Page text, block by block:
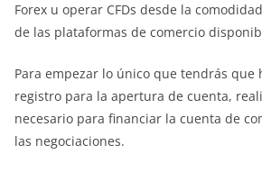
Forex u operar CFDs desde la
de las plataformas de comercio
Para empezar lo único que tendrás que
registro para la apertura de cuenta,
necesario para financiar la cuenta de
las negociaciones.